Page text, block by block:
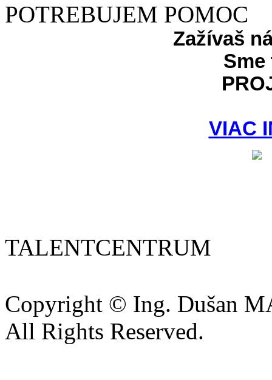
POTREBUJEM POMOC
Zažívaš
Sme
VIAC
TALENTCENTRUM
Copyright © Ing. Dušan
All Rights Reserved.